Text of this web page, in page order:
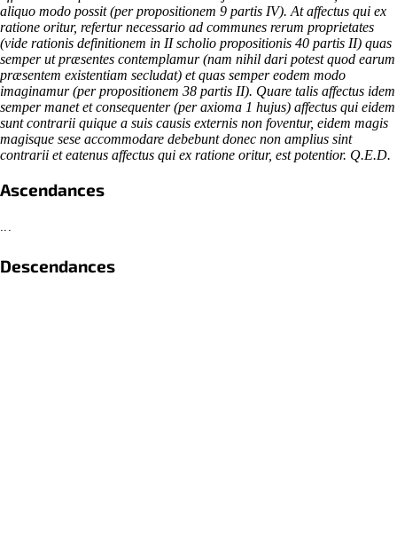
aliquo modo possit (per propositionem 9 partis IV). At affectus qui ex
ratione oritur, refertur necessario ad communes rerum proprietates
(vide rationis definitionem in II scholio propositionis 40 partis II) quas
semper ut præsentes contemplamur (nam nihil dari potest quod earum
præsentem existentiam secludat) et quas semper eodem modo
imaginamur (per propositionem 38 partis II). Quare talis affectus idem
semper manet et consequenter (per axioma 1 hujus) affectus qui eidem
sunt contrarii quique a suis causis externis non foventur, eidem magis
magisque sese accommodare debebunt donec non amplius sint
contrarii et eatenus affectus qui ex ratione oritur, est potentior. Q.E.D.
Ascendances
Descendances